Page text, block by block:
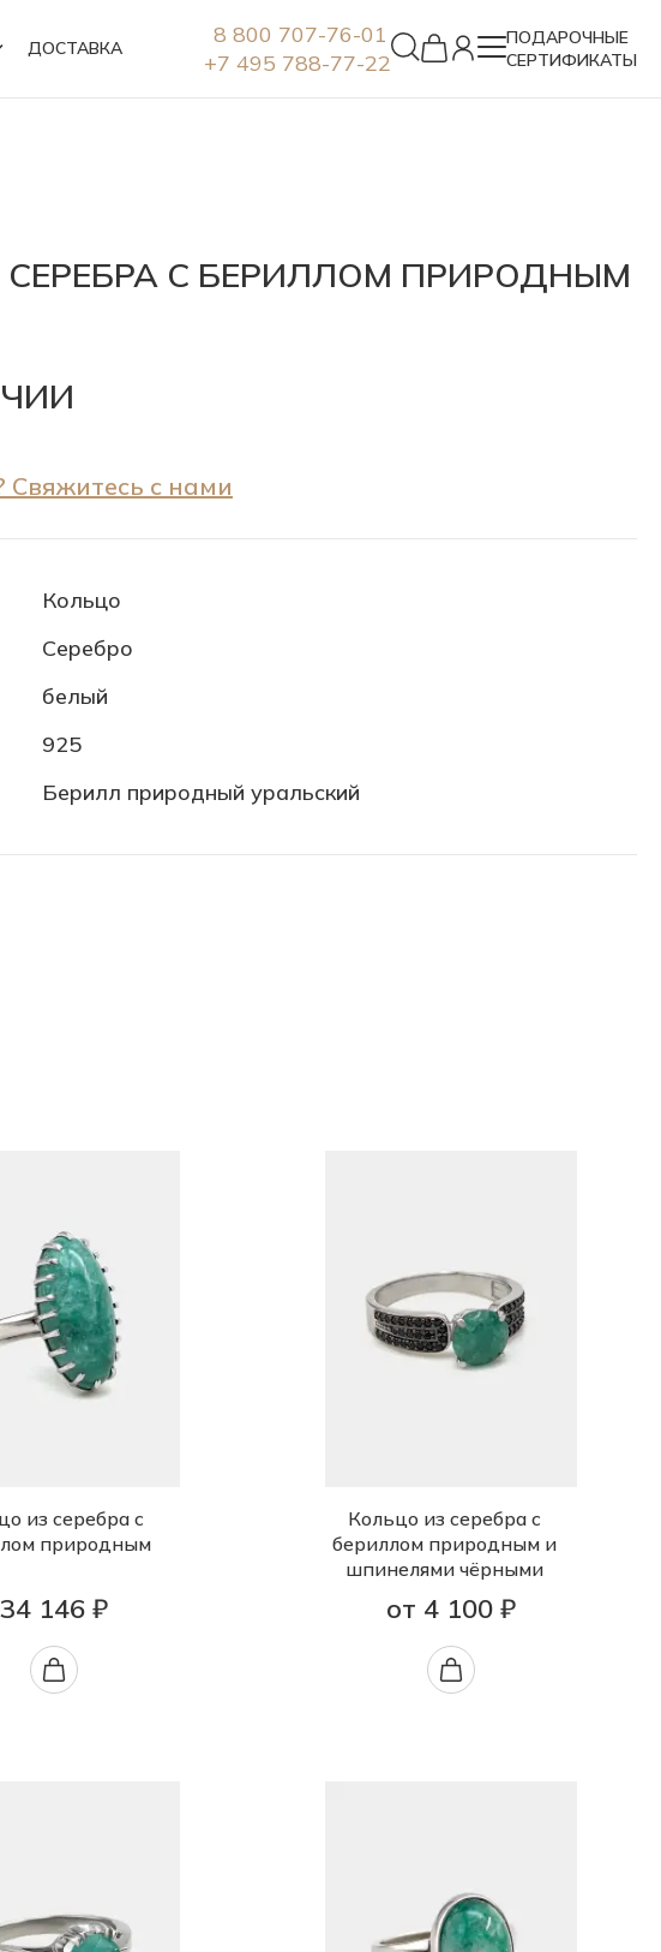
ДОСТАВКА
8 800 707-76-01
+7 495 788-77-22
ПОДАРОЧНЫЕ
СЕРТИФИКАТЫ
С БЕРИЛЛОМ ПРИРОДНЫМ
с нами
Кольцо
Серебро
белый
925
Берилл природный уральский
из серебра с
природным
34 146 ₽
Кольцо из серебра с
бериллом природным и
шпинелями чёрными
от 4 100 ₽